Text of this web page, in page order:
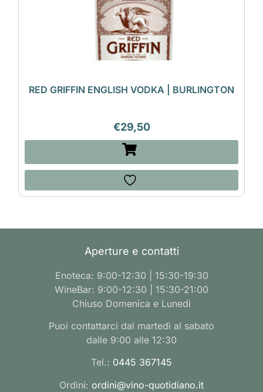
RED GRIFFIN ENGLISH VODKA | BURLINGTON
€29,50
Aperture e contatti
Enoteca: 9:00-12:30 | 15:30-19:30
WineBar: 9:00-12:30 | 15:30-21:00
Chiuso Domenica e Lunedì
Puoi contattarci dal martedì al sabato
dalle 9:00 alle 12:30
Tel.: 0445 367145
Ordini: ordini@vino-quotidiano.it